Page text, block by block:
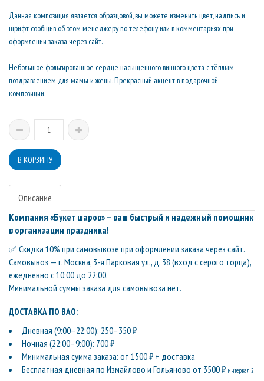
Данная композиция является образцовой, вы можете изменить цвет, надпись и
шрифт сообщив об этом менеджеру по телефону или в комментариях при
оформлении заказа через сайт.
Небольшое фольгированное сердце насыщенного винного цвета с тёплым
поздравлением для мамы и жены. Прекрасный акцент в подарочной
композиции.
Описание
Компания «Букет шаров» — ваш быстрый и надежный помощник
в организации праздника!
✅ Скидка 10% при самовывозе при оформлении заказа через сайт.
Самовывоз — г. Москва, 3-я Парковая ул., д. 38 (вход с серого торца),
ежедневно с 10:00 до 22:00.
Минимальной суммы заказа для самовывоза нет.
ДОСТАВКА ПО ВАО:
Дневная (9:00–22:00): 250–350 ₽
Ночная (22:00–9:00): 700 ₽
Минимальная сумма заказа: от 1500 ₽ + доставка
Бесплатная дневная по Измайлово и Гольяново от 3500 ₽ интервал 2